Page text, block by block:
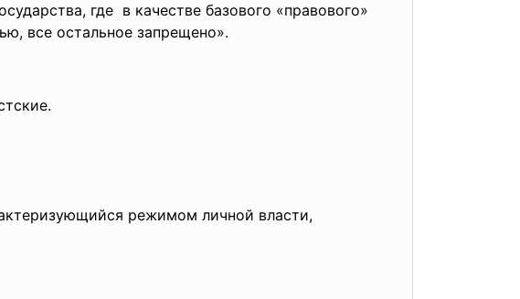
где в качестве базового «правового»
все остальное запрещено».
режимом личной власти,